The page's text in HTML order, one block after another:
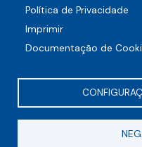
Política de Privacidade
Imprimir
Documentação de